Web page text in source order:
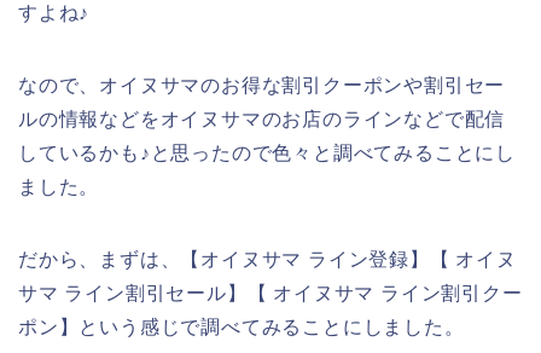
すよね♪
なので、オイヌサマのお得な割引クーポンや割引セー
ルの情報などをオイヌサマのお店のラインなどで配信
しているかも♪と思ったので色々と調べてみることにし
ました。
だから、まずは、【オイヌサマ ライン登録】【 オイヌ
サマ ライン割引セール】【 オイヌサマ ライン割引クー
ポン】という感じで調べてみることにしました。